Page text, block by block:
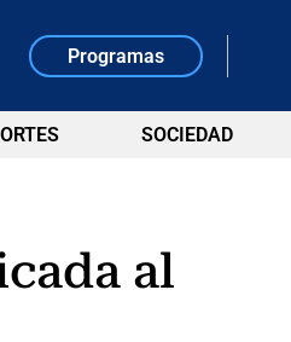
Programas
SOCIEDAD
al